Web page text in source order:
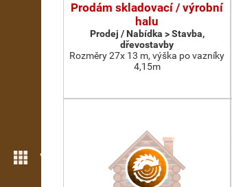
Více možností
Prodám skladovací / výrobní
halu
Prodej / Nabídka > Stavba,
dřevostavby
Rozměry 27x 13 m, výška po vazníky
4,15m